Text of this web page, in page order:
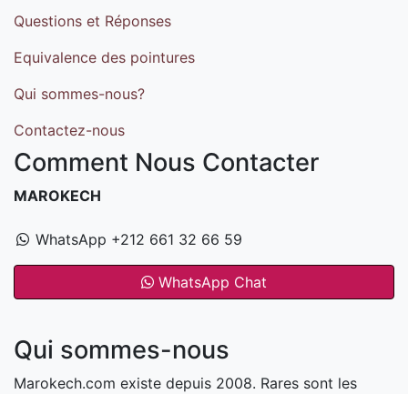
Questions et Réponses
Equivalence des pointures
Qui sommes-nous?
Contactez-nous
Comment Nous Contacter
MAROKECH
WhatsApp +212 661 32 66 59
WhatsApp Chat
Qui sommes-nous
Marokech.com existe depuis 2008. Rares sont les